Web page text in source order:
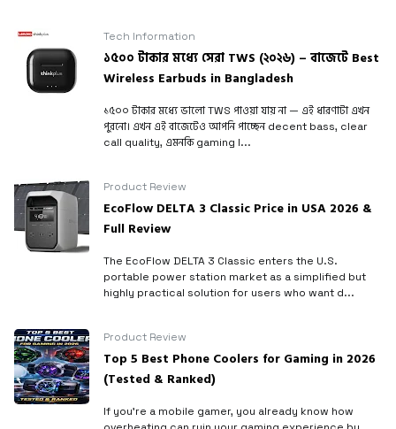
Tech Information
১৫০০ টাকার মধ্যে সেরা TWS (২০২৬) – বাজেটে Best
Wireless Earbuds in Bangladesh
১৫০০ টাকার মধ্যে ভালো TWS পাওয়া যায় না — এই ধারণাটা এখন
পুরনো। এখন এই বাজেটেও আপনি পাচ্ছেন decent bass, clear
call quality, এমনকি gaming l...
Product Review
EcoFlow DELTA 3 Classic Price in USA 2026 &
Full Review
The EcoFlow DELTA 3 Classic enters the U.S.
portable power station market as a simplified but
highly practical solution for users who want d...
Product Review
Top 5 Best Phone Coolers for Gaming in 2026
(Tested & Ranked)
If you’re a mobile gamer, you already know how